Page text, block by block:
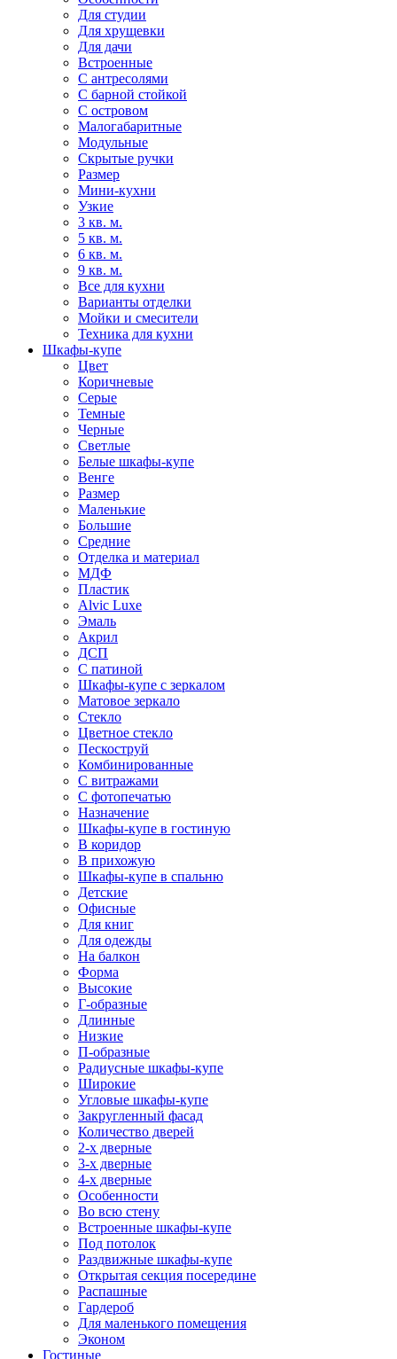
Для студии
Для хрущевки
Для дачи
Встроенные
С антресолями
С барной стойкой
С островом
Малогабаритные
Модульные
Скрытые ручки
Размер
Мини-кухни
Узкие
3 кв. м.
5 кв. м.
6 кв. м.
9 кв. м.
Все для кухни
Варианты отделки
Мойки и смесители
Техника для кухни
Шкафы-купе
Цвет
Коричневые
Серые
Темные
Черные
Светлые
Белые шкафы-купе
Венге
Размер
Маленькие
Большие
Средние
Отделка и материал
МДФ
Пластик
Alvic Luxe
Эмаль
Акрил
ДСП
С патиной
Шкафы-купе с зеркалом
Матовое зеркало
Стекло
Цветное стекло
Пескоструй
Комбинированные
С витражами
С фотопечатью
Назначение
Шкафы-купе в гостиную
В коридор
В прихожую
Шкафы-купе в спальню
Детские
Офисные
Для книг
Для одежды
На балкон
Форма
Высокие
Г-образные
Длинные
Низкие
П-образные
Радиусные шкафы-купе
Широкие
Угловые шкафы-купе
Закругленный фасад
Количество дверей
2-х дверные
3-х дверные
4-х дверные
Особенности
Во всю стену
Встроенные шкафы-купе
Под потолок
Раздвижные шкафы-купе
Открытая секция посередине
Распашные
Гардероб
Для маленького помещения
Эконом
Гостиные